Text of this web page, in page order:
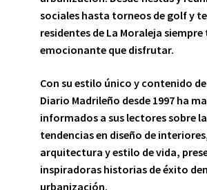
sociales hasta torneos de golf y
residentes de La Moraleja
emocionante que disfrutar.
Con su estilo único y contenido
Diario Madrileño desde 1997 ha
informados a sus lectores sobre
tendencias en diseño de
arquitectura y estilo de vida,
inspiradoras historias de éxito
urbanización.